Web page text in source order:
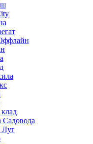
Садовода
Луг